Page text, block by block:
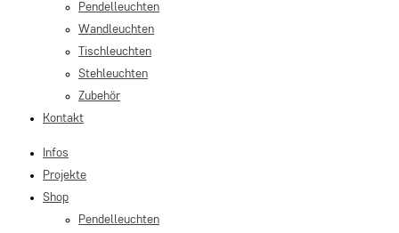
Pendelleuchten
Wandleuchten
Tischleuchten
Stehleuchten
Zubehör
Kontakt
Infos
Projekte
Shop
Pendelleuchten